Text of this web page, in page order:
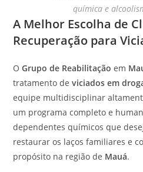
química e
A Melhor Escolha de
Recuperação para
OGrupo de Reabilitação em
tratamento deviciados em
equipe multidisciplinar
um programa completo e
dependentes químicos que
restaurar os laços familiares e
propósito na região de Mauá.